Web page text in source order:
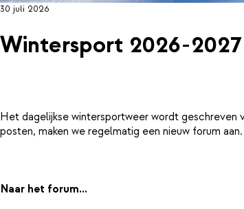
30 juli 2026
Wintersport 2026-2027
Het dagelijkse wintersportweer wordt geschreven
posten, maken we regelmatig een nieuw forum aan.
Naar het forum...